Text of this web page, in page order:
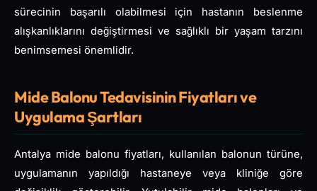
sürecinin başarılı olabilmesi için hastanın beslenme
alışkanlıklarını değiştirmesi ve sağlıklı bir yaşam tarzını
benimsemesi önemlidir.
Mide Balonu Tedavisinin Fiyatları ve
Uygulama Şartları
Antalya mide balonu fiyatları, kullanılan balonun türüne,
uygulamanın yapıldığı hastaneye veya kliniğe göre